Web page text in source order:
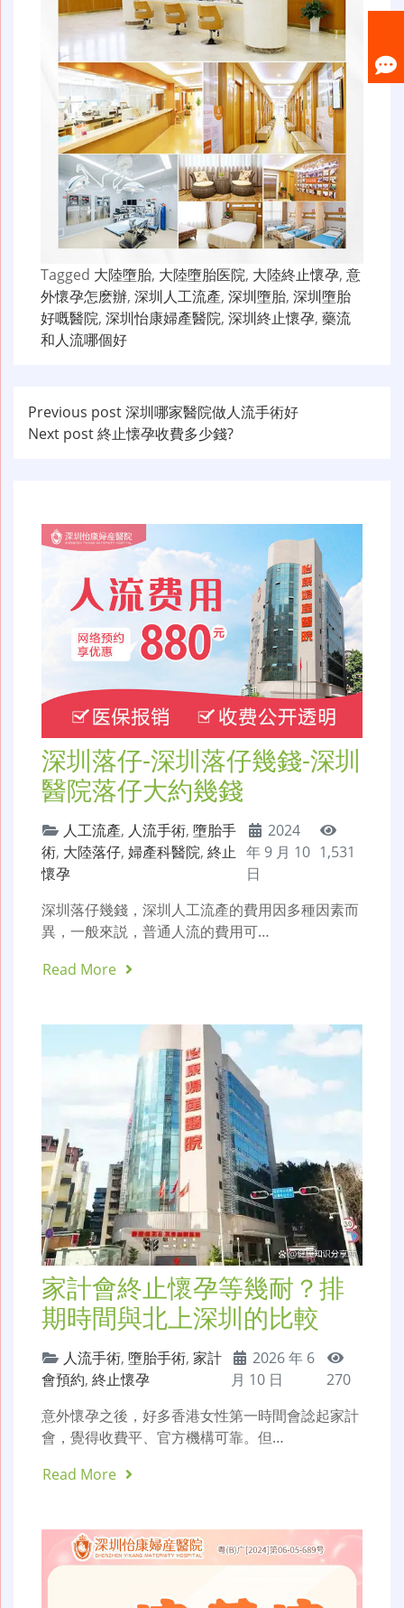
Tagged 大陸墮胎, 大陸墮胎医院, 大陸終止懷孕, 意
外懷孕怎麽辦, 深圳人工流產, 深圳墮胎, 深圳墮胎
好嘅醫院, 深圳怡康婦產醫院, 深圳終止懷孕, 藥流
和人流哪個好
文
章
航
Previous post深圳哪家醫院做人流手術好
Next post終止懐孕收費多少錢?
深圳落仔-深圳落仔幾錢-深圳
醫院落仔大約幾錢
人工流產, 人流手術, 墮胎手
術, 大陸落仔, 婦產科醫院, 終止
懷孕
2024
年 9 月 10
日
1,531
深圳落仔幾錢，深圳人工流產的費用因多種因素而
異，一般來説，普通人流的費用可…
Read More
家計會終止懷孕等幾耐？排
期時間與北上深圳的比較
人流手術, 墮胎手術, 家計
會預約, 終止懷孕
2026 年 6
月 10 日
270
意外懷孕之後，好多香港女性第一時間會諗起家計
會，覺得收費平、官方機構可靠。但…
Read More